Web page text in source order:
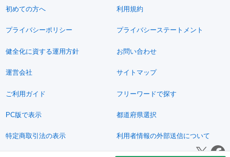
初めての方へ 利用規約
プライバシーポリシー プライバシーステートメント
健全化に資する運用方針 お問い合わせ
運営会社 サイトマップ
ご利用ガイド フリーワードで探す
PC版で表示 都道府県選択
特定商取引法の表示 利用者情報の外部送信について
© 2011-2026 Jimoty, Inc.